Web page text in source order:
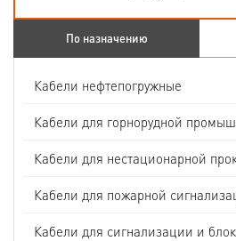
По назначению
Кабели нефтепогружные
Кабели для горнорудной
Кабели для нестационарной
Кабели для пожарной
Кабели для сигнализации и